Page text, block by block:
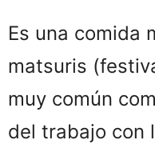
Es una comida
matsuris
muy común
del trabajo con